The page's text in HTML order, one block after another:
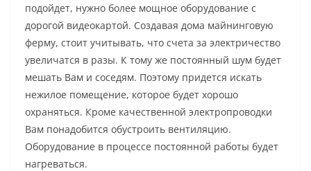
подойдет, нужно более мощное оборудование с
дорогой видеокартой. Создавая дома майнинговую
ферму, стоит учитывать, что счета за электричество
увеличатся в разы. К тому же постоянный шум будет
мешать Вам и соседям. Поэтому придется искать
нежилое помещение, которое будет хорошо
охраняться. Кроме качественной электропроводки
Вам понадобится обустроить вентиляцию.
Оборудование в процессе постоянной работы будет
нагреваться.